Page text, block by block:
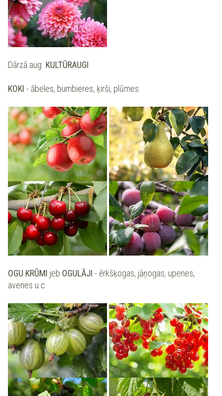
Dārzā aug KULTŪRAUGI.
KOKI - ābeles, bumbieres, ķirši, plūmes.
OGU KRŪMI jeb OGULĀJI - ērkšķogas, jāņogas, upenes,
avenes u.c.